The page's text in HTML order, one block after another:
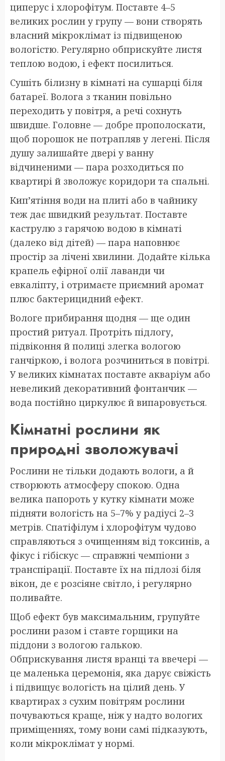
циперус і хлорофітум. Поставте 4–5
великих рослин у групу — вони створять
власний мікроклімат із підвищеною
вологістю. Регулярно обприскуйте листя
теплою водою, і ефект посилиться.
Сушіть білизну в кімнаті на сушарці біля
батареї. Волога з тканин повільно
переходить у повітря, а речі сохнуть
швидше. Головне — добре прополоскати,
щоб порошок не потрапляв у легені. Після
душу залишайте двері у ванну
відчиненими — пара розходиться по
квартирі й зволожує коридори та спальні.
Кип’ятіння води на плиті або в чайнику
теж дає швидкий результат. Поставте
каструлю з гарячою водою в кімнаті
(далеко від дітей) — пара наповнює
простір за лічені хвилини. Додайте кілька
крапель ефірної олії лаванди чи
евкаліпту, і отримаєте приємний аромат
плюс бактерицидний ефект.
Вологе прибирання щодня — ще один
простий ритуал. Протріть підлогу,
підвіконня й полиці злегка вологою
ганчіркою, і волога розчиниться в повітрі.
У великих кімнатах поставте акваріум або
невеликий декоративний фонтанчик —
вода постійно циркулює й випаровується.
Кімнатні рослини як
природні зволожувачі
Рослини не тільки додають вологи, а й
створюють атмосферу спокою. Одна
велика папороть у кутку кімнати може
підняти вологість на 5–7% у радіусі 2–3
метрів. Спатіфілум і хлорофітум чудово
справляються з очищенням від токсинів, а
фікус і гібіскус — справжні чемпіони з
транспірації. Поставте їх на підлозі біля
вікон, де є розсіяне світло, і регулярно
поливайте.
Щоб ефект був максимальним, групуйте
рослини разом і ставте горщики на
піддони з вологою галькою.
Обприскування листя вранці та ввечері —
це маленька церемонія, яка дарує свіжість
і підвищує вологість на цілий день. У
квартирах з сухим повітрям рослини
почуваються краще, ніж у надто вологих
приміщеннях, тому вони самі підказують,
коли мікроклімат у нормі.